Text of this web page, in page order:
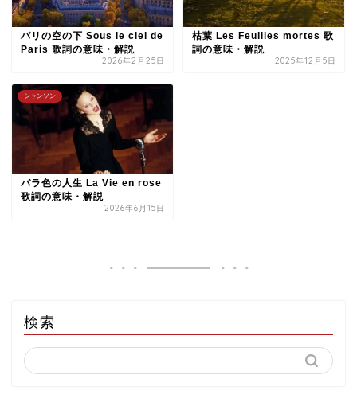
パリの空の下 Sous le ciel de
Paris 歌詞の意味・解説
2026年2月25日
枯葉 Les Feuilles mortes 歌
詞の意味・解説
2025年12月5日
シャンソン
バラ色の人生 La Vie en rose
歌詞の意味・解説
2026年6月15日
検索